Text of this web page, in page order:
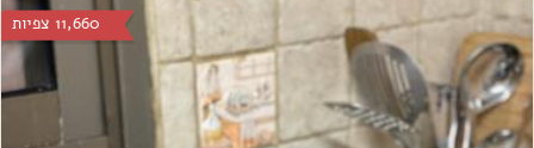
11,660 צפיות